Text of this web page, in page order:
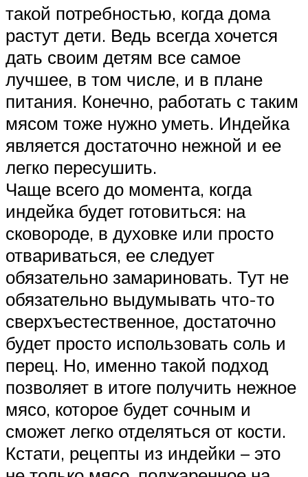
такой потребностью, когда дома
растут дети. Ведь всегда хочется
дать своим детям все самое
лучшее, в том числе, и в плане
питания. Конечно, работать с таким
мясом тоже нужно уметь. Индейка
является достаточно нежной и ее
легко пересушить.
Чаще всего до момента, когда
индейка будет готовиться: на
сковороде, в духовке или просто
отвариваться, ее следует
обязательно замариновать. Тут не
обязательно выдумывать что-то
сверхъестественное, достаточно
будет просто использовать соль и
перец. Но, именно такой подход
позволяет в итоге получить нежное
мясо, которое будет сочным и
сможет легко отделяться от кости.
Кстати, рецепты из индейки – это